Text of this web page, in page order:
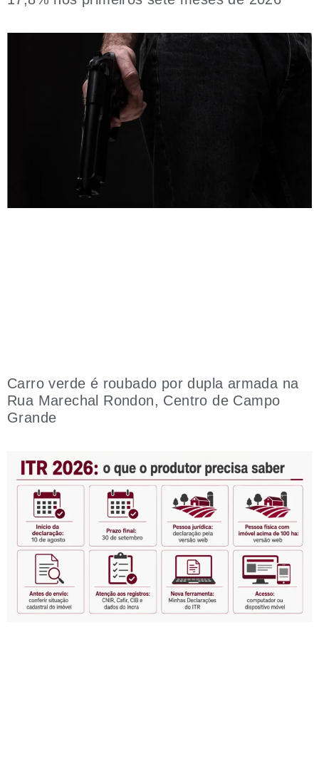
Carro verde é roubado por dupla armada na
Rua Marechal Rondon, Centro de Campo
Grande